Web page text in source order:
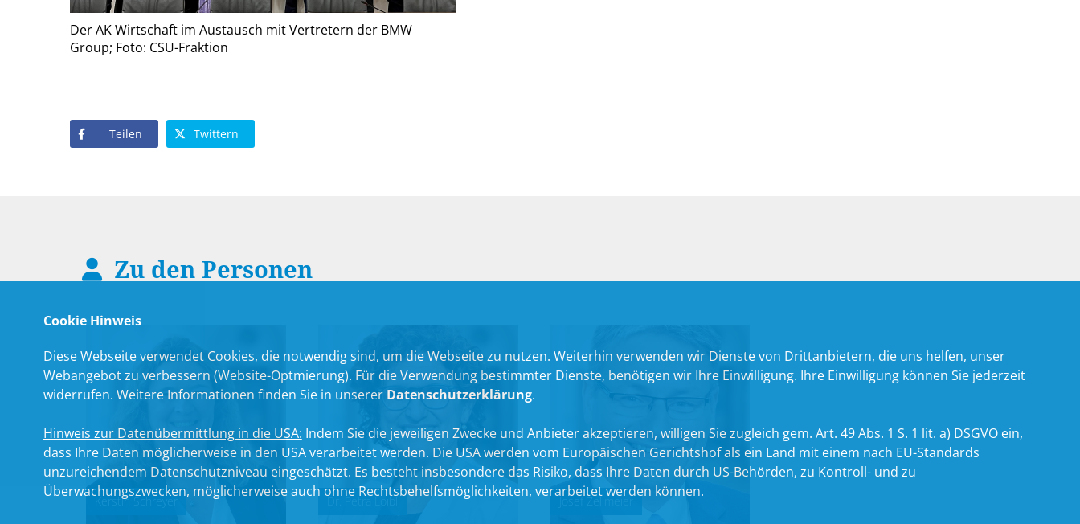
Der AK Wirtschaft im Austausch mit Vertretern der BMW
Group; Foto: CSU-Fraktion
Teilen Twittern
Zu den Personen
Kerstin Schreyer Dr. Petra Loibl Josef Zellmeier
Cookie Hinweis
Diese Webseite verwendet Cookies, die notwendig sind, um die Webseite zu nutzen. Weiterhin verwenden wir Dienste von Drittanbietern, die uns helfen, unser
Webangebot zu verbessern (Website-Optmierung). Für die Verwendung bestimmter Dienste, benötigen wir Ihre Einwilligung. Ihre Einwilligung können Sie jederzeit
widerrufen. Weitere Informationen finden Sie in unserer Datenschutzerklärung.
Hinweis zur Datenübermittlung in die USA: Indem Sie die jeweiligen Zwecke und Anbieter akzeptieren, willigen Sie zugleich gem. Art. 49 Abs. 1 S. 1 lit. a) DSGVO ein,
dass Ihre Daten möglicherweise in den USA verarbeitet werden. Die USA werden vom Europäischen Gerichtshof als ein Land mit einem nach EU-Standards
unzureichendem Datenschutzniveau eingeschätzt. Es besteht insbesondere das Risiko, dass Ihre Daten durch US-Behörden, zu Kontroll- und zu
Überwachungszwecken, möglicherweise auch ohne Rechtsbehelfsmöglichkeiten, verarbeitet werden können.